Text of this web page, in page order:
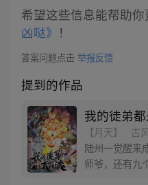
希望这些信息能帮助
凶哒》 ！
答案问题点击 举报反馈
提到的作品
我的徒弟
【月天】 · 古
陆州一觉醒来
师爷，还有九